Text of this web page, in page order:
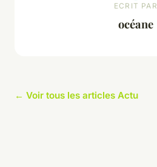
ECRIT PAR
océane
← Voir tous les articles Actu